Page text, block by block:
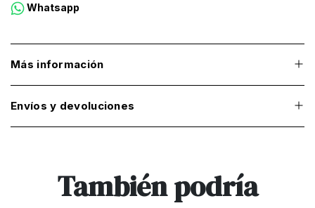
Whatsapp
Más información
Envíos y devoluciones
También podría